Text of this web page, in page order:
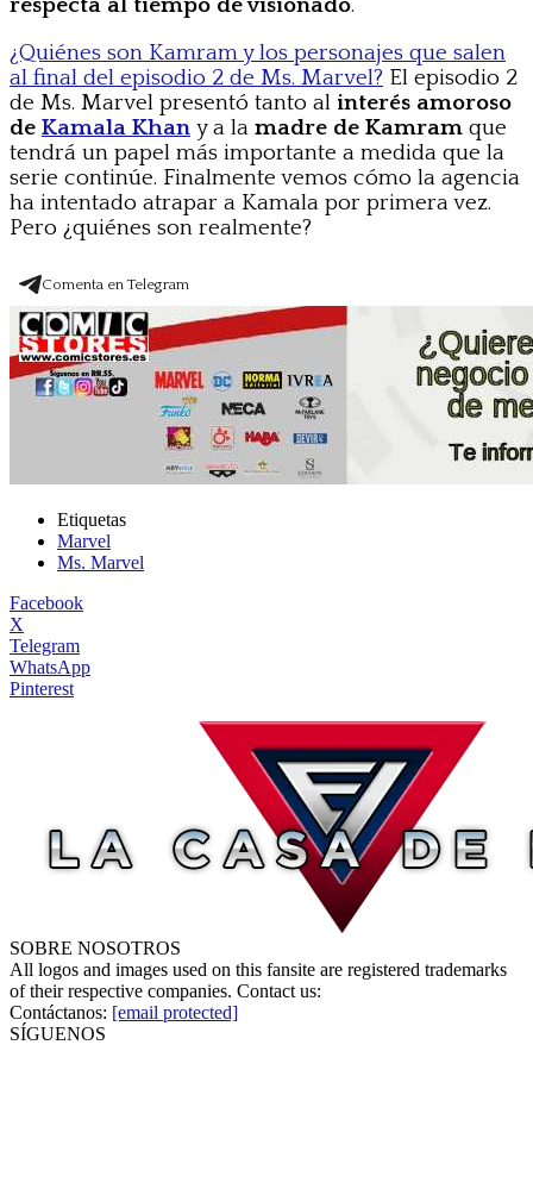
respecta al tiempo de visionado.
¿Quiénes son Kamram y los personajes que salen
al final del episodio 2 de Ms. Marvel? El episodio 2
de Ms. Marvel presentó tanto al interés amoroso
de Kamala Khan y a la madre de Kamram que
tendrá un papel más importante a medida que la
serie continúe. Finalmente vemos cómo la agencia
ha intentado atrapar a Kamala por primera vez.
Pero ¿quiénes son realmente?
Comenta en Telegram
Etiquetas
Marvel
Ms. Marvel
Facebook
X
Telegram
WhatsApp
Pinterest
SOBRE NOSOTROS
All logos and images used on this fansite are registered trademarks
of their respective companies. Contact us:
Contáctanos: [email protected]
SÍGUENOS